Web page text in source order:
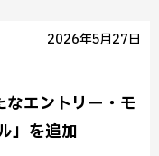
2026年5月27日
エントリー・モ
」を追加